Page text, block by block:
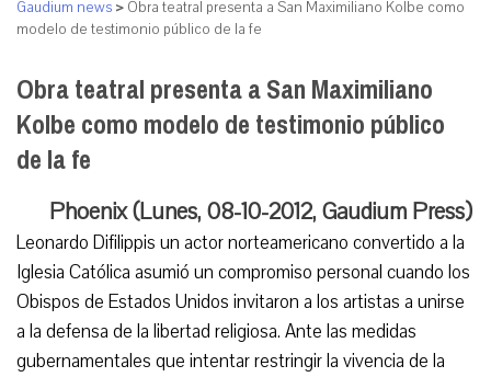
Gaudium news > Obra teatral presenta a San Maximiliano Kolbe como
modelo de testimonio público de la fe
Obra teatral presenta a San Maximiliano
Kolbe como modelo de testimonio público
de la fe
Phoenix (Lunes, 08-10-2012, Gaudium Press)
Leonardo Difilippis un actor norteamericano convertido a la
Iglesia Católica asumió un compromiso personal cuando los
Obispos de Estados Unidos invitaron a los artistas a unirse
a la defensa de la libertad religiosa. Ante las medidas
gubernamentales que intentar restringir la vivencia de la